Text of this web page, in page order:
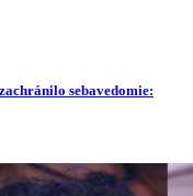
sebavedomie: